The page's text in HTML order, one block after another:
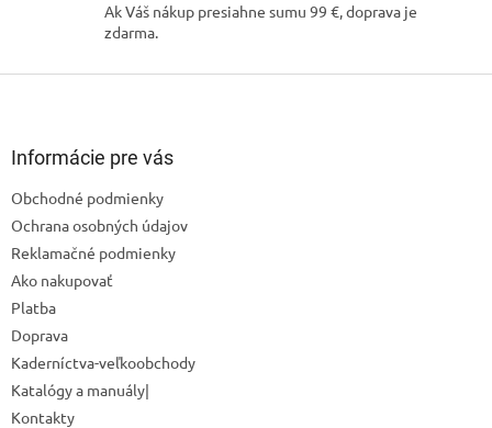
Ak Váš nákup presiahne sumu 99 €, doprava je
zdarma.
Informácie pre vás
Obchodné podmienky
Ochrana osobných údajov
Reklamačné podmienky
Ako nakupovať
Platba
Doprava
Kaderníctva-veľkoobchody
Katalógy a manuály|
Kontakty